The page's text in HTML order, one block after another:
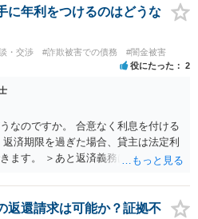
と思います。
に年利をつけるのはどうな
・交渉 #詐欺被害での債務 #闇金被害
役にたった 2
なのですか。 合意なく利息を付ける
済期限を過ぎた場合、貸主は法定利
ます。 ＞あと返済義務はありますか
んし、勝手につけた利息は返済不要
返還請求は可能か？証拠不